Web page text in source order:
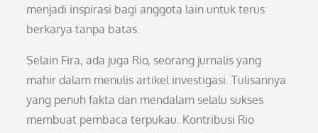
menjadi inspirasi bagi anggota lain untuk terus
berkarya tanpa batas.
Selain Fira, ada juga Rio, seorang jurnalis yang
mahir dalam menulis artikel investigasi. Tulisannya
yang penuh fakta dan mendalam selalu sukses
membuat pembaca terpukau. Kontribusi Rio